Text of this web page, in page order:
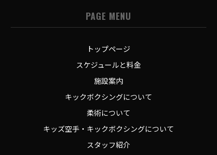
PAGE MENU
トップページ
スケジュールと料金
施設案内
キックボクシングについて
柔術について
キッズ空手・キックボクシングについて
スタッフ紹介